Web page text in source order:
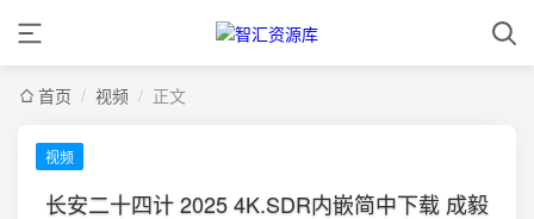
首页 / 视频 / 正文
视频
长安二十四计 2025 4K.SDR内嵌简中下载 成毅